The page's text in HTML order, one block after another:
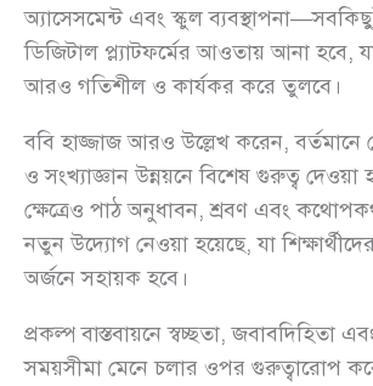
অ্যাসেসমেন্ট এবং স্কুল
ডিজিটাল প্ল্যাটফর্মের আওতায় আনা হবে, যা
আরও গতিশীল ও কার্যকর করে তুলবে।
ববি হাজ্জাজ আরও উল্লেখ করেন, বর্তমানে
ও সংখ্যাজ্ঞান উন্নয়নে বিশেষ গুরুত্ব দেওয়া
ক্ষেত্রেও পাঠ অনুধাবন, শ্রবণ এবং
নতুন উদ্যোগ নেওয়া হয়েছে, যা
অর্জনে সহায়ক হবে।
প্রকল্প বাস্তবায়নে স্বচ্ছতা, জবাবদিহিতা
সময়সীমা মেনে চলার ওপর গুরুত্বারোপ করে